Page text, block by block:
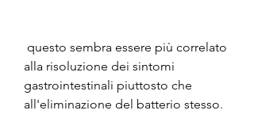
alla risoluzione dei sintomi
gastrointestinali piuttosto che
all'eliminazione del batterio stesso.